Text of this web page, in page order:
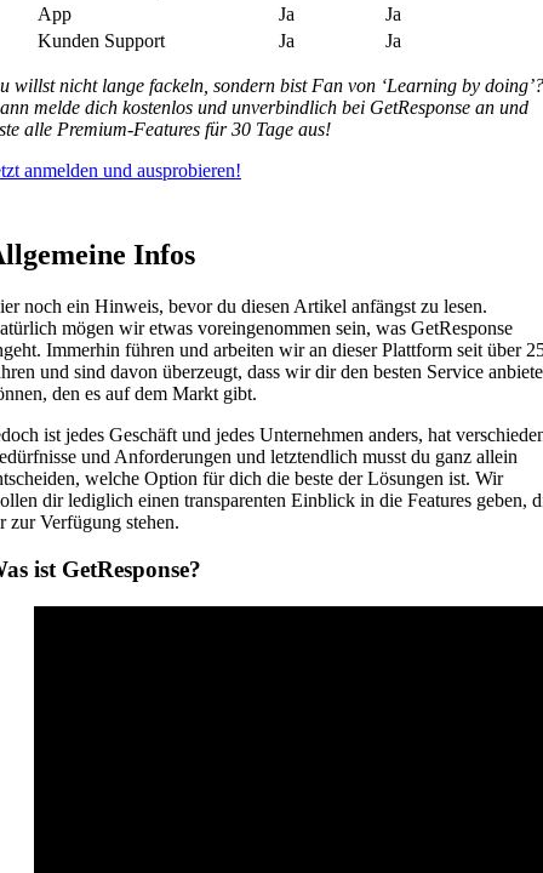
App
Ja
Ja
Kunden Support
Ja Ja
willst nicht lange fackeln, sondern bist Fan von ‘Learning by doing’?
melde dich kostenlos und unverbindlich bei GetResponse an und
alle Premium-Features für 30 Tage aus!
anmelden und ausprobieren!
Infos
noch ein Hinweis, bevor du diesen Artikel anfängst zu lesen.
mögen wir etwas voreingenommen sein, was GetResponse
Immerhin führen und arbeiten wir an dieser Plattform seit über
und sind davon überzeugt, dass wir dir den besten Service
den es auf dem Markt gibt.
ist jedes Geschäft und jedes Unternehmen anders, hat
und Anforderungen und letztendlich musst du ganz allein
welche Option für dich die beste der Lösungen ist. Wir
dir lediglich einen transparenten Einblick in die Features geben,
zur Verfügung stehen.
ist GetResponse?